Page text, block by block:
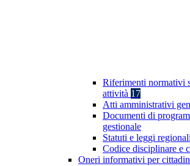
Riferimenti normativi
attività 17
Atti amministrativi
Documenti di
gestionale
Statuti e leggi regionali
Codice disciplinare e
Oneri informativi per